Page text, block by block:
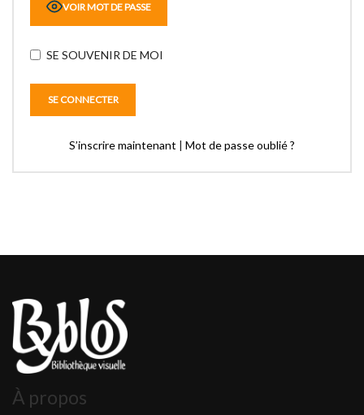
VOIR MOT DE PASSE
SE SOUVENIR DE MOI
S’inscrire maintenant | Mot de passe oublié ?
À propos